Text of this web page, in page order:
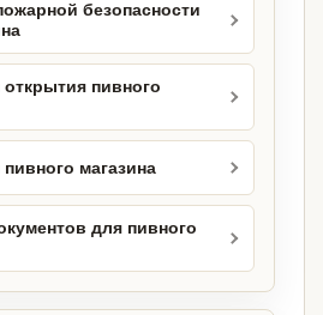
безопасности
пивного
магазина
для пивного